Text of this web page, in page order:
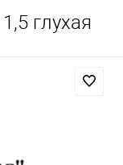
глухая